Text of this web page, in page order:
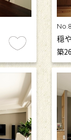
穏
築